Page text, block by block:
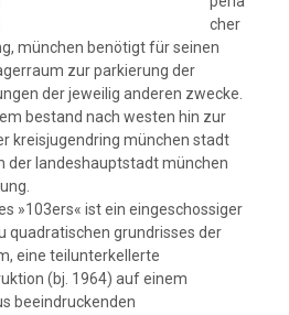
cher
münchen benötigt für seinen
zur parkierung der
der jeweilig anderen zwecke.
bestand nach westen hin zur
kreisjugendring münchen stadt
der landeshauptstadt münchen
»103ers« ist ein eingeschossiger
quadratischen grundrisses der
eine teilunterkellerte
(bj. 1964) auf einem
beeindruckenden